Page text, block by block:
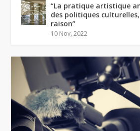
“La pratique artistique
des politiques
raison”
10 Nov, 2022